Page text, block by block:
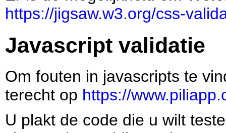
https://jigsaw.w3.org/css-
Javascript validatie
Om fouten in javascripts te
terecht op https://
U plakt de code die u wilt